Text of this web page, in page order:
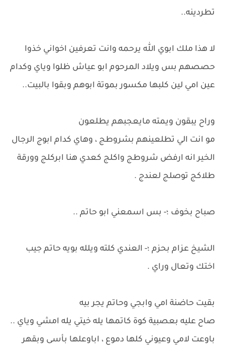
تطردينه..
لا هذا ملك ابوي الله يرحمه وانت تعرفين اخواني خذوا
حصصهم بس ويلاد المرحوم ابو عياش ظلوا وياي وكدام
عين امي لين كلبها مكسور بموتة ابوهم وبقوا بالبيت..
وراح يبقون ويمته مايعجبهم يطلعون
مو انت الي تطلعينهم بشروطج ، وهاي كدام ابوج الرجال
الخير انه ارفض شروطج واكلج كعدي هنا ابركلج وورقة
طلاكج توصلج لعندج .
صباح بخوف ؛- بس اسمعني ابو حاتم ..
الشيخ عزام بحزم ؛- العندي كلته ويلله بويه حاتم جيب
اختك وتعال وراي .
بقيت حاضنة امي وابجي وحاتم يجر بيه
صاح عليه بعصبية كوة كاتمها يله خيتي يله امشي وياي ..
باوعت لامي وعيوني كلها دموع ، اباوعلها بأسى وبقهر